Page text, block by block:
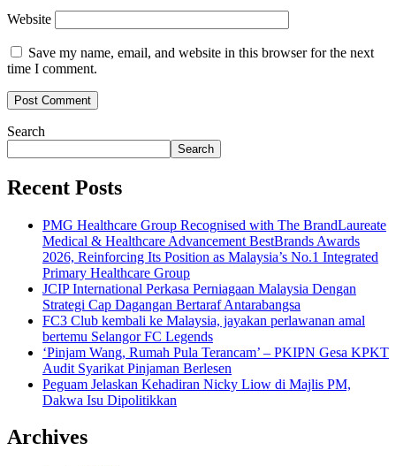
Website
Save my name, email, and website in this browser for the next
time I comment.
Search
Search
Recent Posts
PMG Healthcare Group Recognised with The BrandLaureate
Medical & Healthcare Advancement BestBrands Awards
2026, Reinforcing Its Position as Malaysia’s No.1 Integrated
Primary Healthcare Group
JCIP International Perkasa Perniagaan Malaysia Dengan
Strategi Cap Dagangan Bertaraf Antarabangsa
FC3 Club kembali ke Malaysia, jayakan perlawanan amal
bertemu Selangor FC Legends
‘Pinjam Wang, Rumah Pula Terancam’ – PKIPN Gesa KPKT
Audit Syarikat Pinjaman Berlesen
Peguam Jelaskan Kehadiran Nicky Liow di Majlis PM,
Dakwa Isu Dipolitikkan
Archives